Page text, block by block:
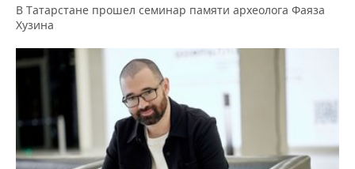
В Татарстане прошел семинар памяти археолога Фаяза
Хузина